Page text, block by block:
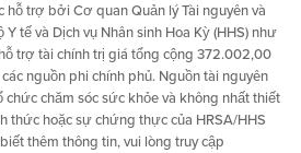
hỗ trợ bởi Cơ quan Quản lý Tài nguyên và
Y tế và Dịch vụ Nhân sinh Hoa Kỳ (HHS) như
trợ tài chính trị giá tổng cộng 372.002,00
nguồn phi chính phủ. Nguồn tài nguyên
chăm sóc sức khỏe và không nhất thiết
thức hoặc sự chứng thực của HRSA/HHS
thêm thông tin, vui lòng truy cập